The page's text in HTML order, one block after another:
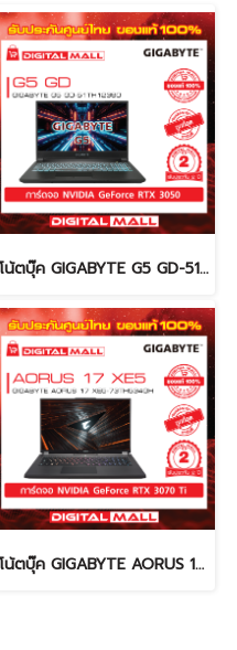
โน้ตบุ๊ค GIGABYTE G5 GD-51TH123SO (Notebook)
โน้ตบุ๊ค GIGABYTE AORUS 17 XE5-73TH534GH (Notebook)